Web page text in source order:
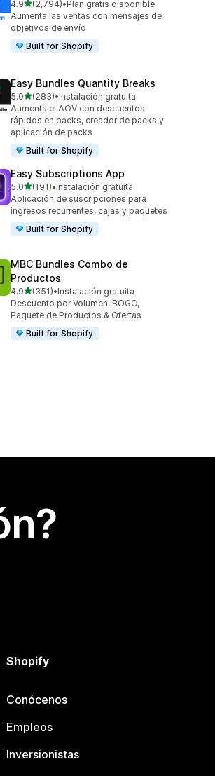
4.9de 5 estrellas
(2,794)
2794 reseñas en total
•Plan gratis disponible
Aumenta las ventas con mensajes de
objetivos de envío
Built for Shopify
Easy Bundles Quantity Breaks
5.0de 5 estrellas
(283)
283 reseñas en total
•Instalación gratuita
Aumenta el AOV con descuentos
rápidos en packs, creador de packs y
aplicación de packs
Built for Shopify
Easy Subscriptions App
5.0de 5 estrellas
(191)
191 reseñas en total
•Instalación gratuita
Aplicación de suscripciones para
ingresos recurrentes, cajas y paquetes
Built for Shopify
MBC Bundles Combo de
Productos
4.9de 5 estrellas
(351)
351 reseñas en total
•Instalación gratuita
Descuento por Volumen, BOGO,
Paquete de Productos & Ofertas
Built for Shopify
Shopify
Conócenos
Empleos
Inversionistas